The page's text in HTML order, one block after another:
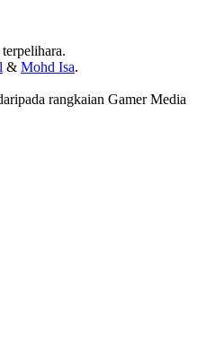
& Mohd Isa.
rangkaian Gamer Media